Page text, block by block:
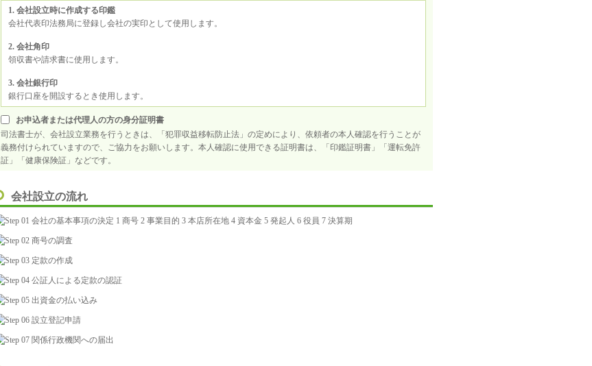
1. 会社設立時に作成する印鑑
会社代表印法務局に登録し会社の実印として使用します。
2. 会社角印
領収書や請求書に使用します。
3. 会社銀行印
銀行口座を開設するとき使用します。
お申込者または代理人の方の身分証明書
司法書士が、会社設立業務を行うときは、「犯罪収益移転防止法」の定めにより、依頼者の本人確認を行うことが
義務付けられていますので、ご協力をお願いします。本人確認に使用できる証明書は、「印鑑証明書」「運転免許
証」「健康保険証」などです。
会社設立の流れ